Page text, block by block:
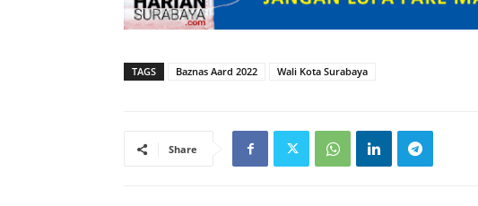
TAGS Baznas Aard 2022 Wali Kota Surabaya
Share